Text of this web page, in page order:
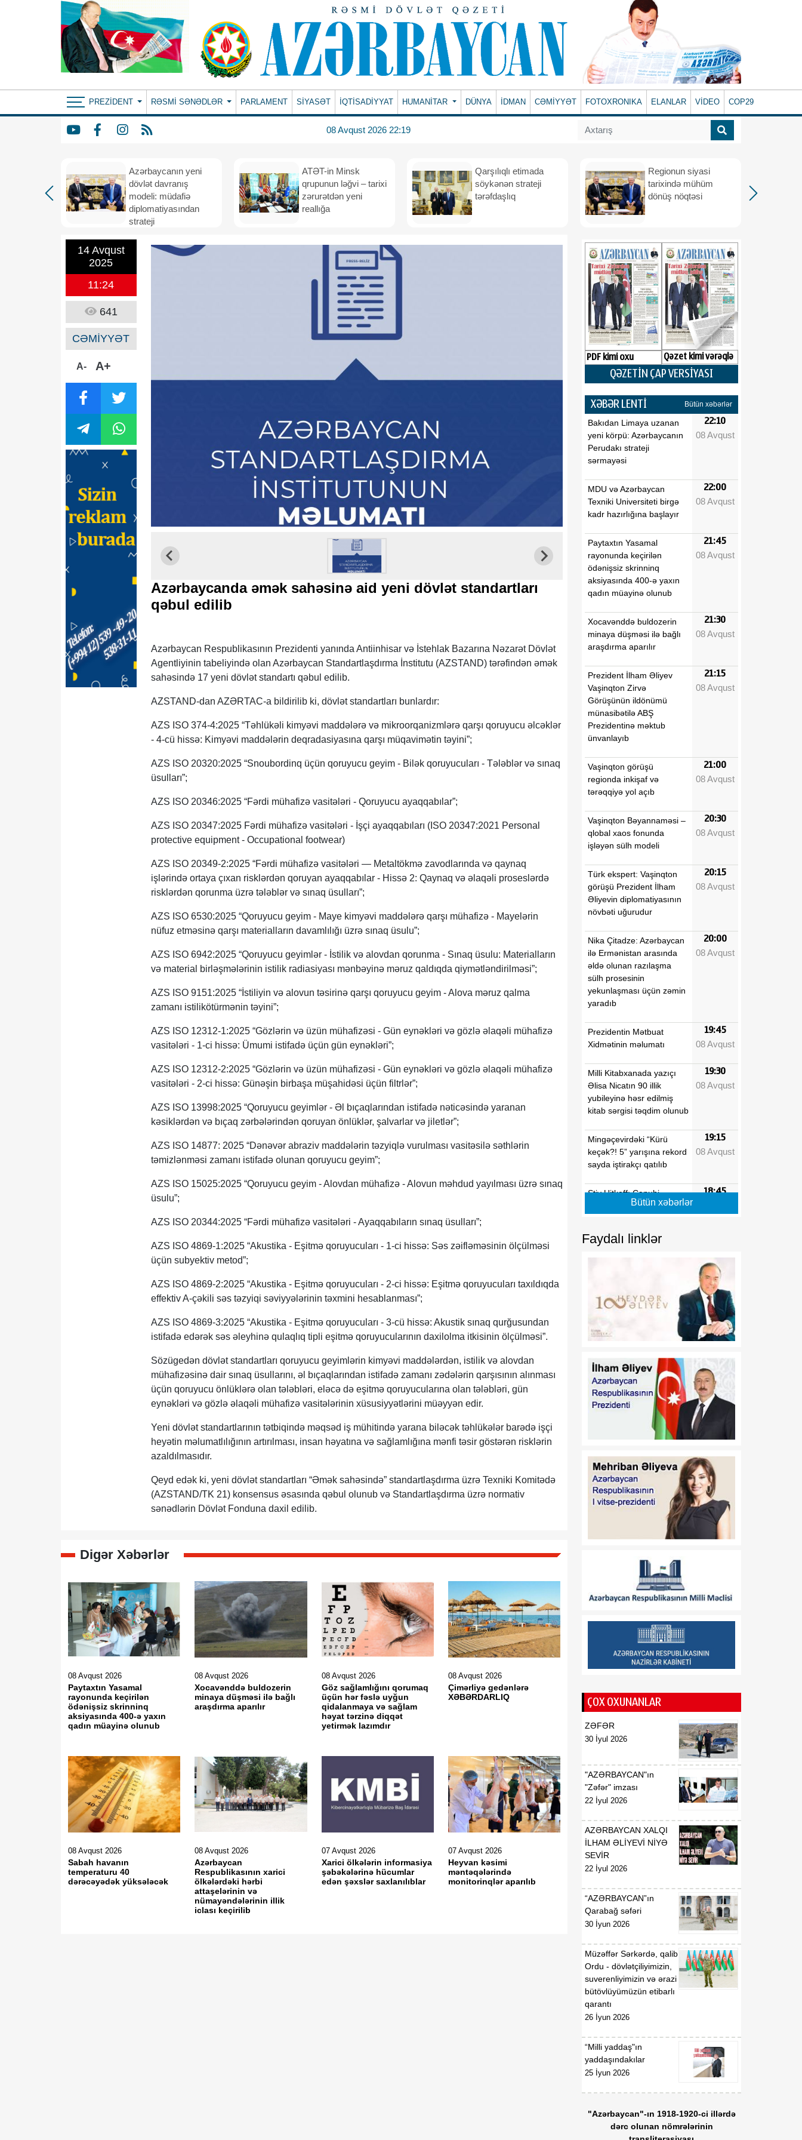
PREZIDENT RƏSMI SƏNƏDLƏR PARLAMENT SİYASƏT İQTİSADİYYAT HUMANITAR DÜNYA İDMAN CƏMİYYƏT FOTOXRONIKA ELANLAR VİDEO COP29
08 Avqust 2026 22:19
Azərbaycanın yeni
dövlət davranış
modeli: müdafiə
diplomatiyasından
strateji
ATƏT-in Minsk
qrupunun ləğvi – tarixi
zərurətdən yeni
reallığa
Qarşılıqlı etimada
söykənən strateji
tərəfdaşlıq
Regionun siyasi
tarixində mühüm
dönüş nöqtəsi
14 Avqust
2025
11:24
641
CƏMİYYƏT
A- A+
Azərbaycanda əmək sahəsinə aid yeni dövlət standartları
qəbul edilib
Azərbaycan Respublikasının Prezidenti yanında Antiinhisar və İstehlak Bazarına Nəzarət Dövlət
Agentliyinin tabeliyində olan Azərbaycan Standartlaşdırma İnstitutu (AZSTAND) tərəfindən əmək
sahəsində 17 yeni dövlət standartı qəbul edilib.
AZSTAND-dan AZƏRTAC-a bildirilib ki, dövlət standartları bunlardır:
AZS ISO 374-4:2025 “Təhlükəli kimyəvi maddələrə və mikroorqanizmlərə qarşı qoruyucu əlcəklər
- 4-cü hissə: Kimyəvi maddələrin deqradasiyasına qarşı müqavimətin təyini”;
AZS ISO 20320:2025 “Snoubordinq üçün qoruyucu geyim - Bilək qoruyucuları - Tələblər və sınaq
üsulları”;
AZS ISO 20346:2025 “Fərdi mühafizə vasitələri - Qoruyucu ayaqqabılar”;
AZS ISO 20347:2025 Fərdi mühafizə vasitələri - İşçi ayaqqabıları (ISO 20347:2021 Personal
protective equipment - Occupational footwear)
AZS ISO 20349-2:2025 “Fərdi mühafizə vasitələri — Metaltökmə zavodlarında və qaynaq
işlərində ortaya çıxan risklərdən qoruyan ayaqqabılar - Hissə 2: Qaynaq və əlaqəli proseslərdə
risklərdən qorunma üzrə tələblər və sınaq üsulları”;
AZS ISO 6530:2025 “Qoruyucu geyim - Maye kimyəvi maddələrə qarşı mühafizə - Mayelərin
nüfuz etməsinə qarşı materialların davamlılığı üzrə sınaq üsulu”;
AZS ISO 6942:2025 “Qoruyucu geyimlər - İstilik və alovdan qorunma - Sınaq üsulu: Materialların
və material birləşmələrinin istilik radiasiyası mənbəyinə məruz qaldıqda qiymətləndirilməsi”;
AZS ISO 9151:2025 “İstiliyin və alovun təsirinə qarşı qoruyucu geyim - Alova məruz qalma
zamanı istilikötürmənin təyini”;
AZS ISO 12312-1:2025 “Gözlərin və üzün mühafizəsi - Gün eynəkləri və gözlə əlaqəli mühafizə
vasitələri - 1-ci hissə: Ümumi istifadə üçün gün eynəkləri”;
AZS ISO 12312-2:2025 “Gözlərin və üzün mühafizəsi - Gün eynəkləri və gözlə əlaqəli mühafizə
vasitələri - 2-ci hissə: Günəşin birbaşa müşahidəsi üçün filtrlər”;
AZS ISO 13998:2025 “Qoruyucu geyimlər - Əl bıçaqlarından istifadə nəticəsində yaranan
kəsiklərdən və bıçaq zərbələrindən qoruyan önlüklər, şalvarlar və jiletlər”;
AZS ISO 14877: 2025 “Dənəvər abraziv maddələrin təzyiqlə vurulması vasitəsilə səthlərin
təmizlənməsi zamanı istifadə olunan qoruyucu geyim”;
AZS ISO 15025:2025 “Qoruyucu geyim - Alovdan mühafizə - Alovun məhdud yayılması üzrə sınaq
üsulu”;
AZS ISO 20344:2025 “Fərdi mühafizə vasitələri - Ayaqqabıların sınaq üsulları”;
AZS ISO 4869-1:2025 “Akustika - Eşitmə qoruyucuları - 1-ci hissə: Səs zəifləməsinin ölçülməsi
üçün subyektiv metod”;
AZS ISO 4869-2:2025 “Akustika - Eşitmə qoruyucuları - 2-ci hissə: Eşitmə qoruyucuları taxıldıqda
effektiv A-çəkili səs təzyiqi səviyyələrinin təxmini hesablanması”;
AZS ISO 4869-3:2025 “Akustika - Eşitmə qoruyucuları - 3-cü hissə: Akustik sınaq qurğusundan
istifadə edərək səs əleyhinə qulaqlıq tipli eşitmə qoruyucularının daxilolma itkisinin ölçülməsi”.
Sözügedən dövlət standartları qoruyucu geyimlərin kimyəvi maddələrdən, istilik və alovdan
mühafizəsinə dair sınaq üsullarını, əl bıçaqlarından istifadə zamanı zədələrin qarşısının alınması
üçün qoruyucu önlüklərə olan tələbləri, eləcə də eşitmə qoruyucularına olan tələbləri, gün
eynəkləri və gözlə əlaqəli mühafizə vasitələrinin xüsusiyyətlərini müəyyən edir.
Yeni dövlət standartlarının tətbiqində məqsəd iş mühitində yarana biləcək təhlükələr barədə işçi
heyətin məlumatlılığının artırılması, insan həyatına və sağlamlığına mənfi təsir göstərən risklərin
azaldılmasıdır.
Qeyd edək ki, yeni dövlət standartları “Əmək sahəsində” standartlaşdırma üzrə Texniki Komitədə
(AZSTAND/TK 21) konsensus əsasında qəbul olunub və Standartlaşdırma üzrə normativ
sənədlərin Dövlət Fonduna daxil edilib.
Digər Xəbərlər
08 Avqust 2026
Paytaxtın Yasamal
rayonunda keçirilən
ödənişsiz skrinninq
aksiyasında 400-ə yaxın
qadın müayinə olunub
08 Avqust 2026
Xocavənddə buldozerin
minaya düşməsi ilə bağlı
araşdırma aparılır
08 Avqust 2026
Göz sağlamlığını qorumaq
üçün hər fəslə uyğun
qidalanmaya və sağlam
həyat tərzinə diqqət
yetirmək lazımdır
08 Avqust 2026
Çimərliyə gedənlərə
XƏBƏRDARLIQ
08 Avqust 2026
Sabah havanın
temperaturu 40
dərəcəyədək yüksələcək
08 Avqust 2026
Azərbaycan
Respublikasının xarici
ölkələrdəki hərbi
attaşelərinin və
nümayəndələrinin illik
iclası keçirilib
07 Avqust 2026
Xarici ölkələrin informasiya
şəbəkələrinə hücumlar
edən şəxslər saxlanılıblar
07 Avqust 2026
Heyvan kəsimi
məntəqələrində
monitorinqlər aparılıb
PDF kimi oxu Qəzet kimi vərəqlə
QƏZETİN ÇAP VERSİYASI
XƏBƏR LENTİ Bütün xəbərlər
Bakıdan Limaya uzanan
yeni körpü: Azərbaycanın
Perudakı strateji
sərmayəsi
22:10
08 Avqust
MDU və Azərbaycan
Texniki Universiteti birgə
kadr hazırlığına başlayır
22:00
08 Avqust
Paytaxtın Yasamal
rayonunda keçirilən
ödənişsiz skrinninq
aksiyasında 400-ə yaxın
qadın müayinə olunub
21:45
08 Avqust
Xocavənddə buldozerin
minaya düşməsi ilə bağlı
araşdırma aparılır
21:30
08 Avqust
Prezident İlham Əliyev
Vaşinqton Zirvə
Görüşünün ildönümü
münasibətilə ABŞ
Prezidentinə məktub
ünvanlayıb
21:15
08 Avqust
Vaşinqton görüşü
regionda inkişaf və
tərəqqiyə yol açıb
21:00
08 Avqust
Vaşinqton Bəyannaməsi –
qlobal xaos fonunda
işləyən sülh modeli
20:30
08 Avqust
Türk ekspert: Vaşinqton
görüşü Prezident İlham
Əliyevin diplomatiyasının
növbəti uğurudur
20:15
08 Avqust
Nika Çitadze: Azərbaycan
ilə Ermənistan arasında
əldə olunan razılaşma
sülh prosesinin
yekunlaşması üçün zəmin
yaradıb
20:00
08 Avqust
Prezidentin Mətbuat
Xidmətinin məlumatı
19:45
08 Avqust
Milli Kitabxanada yazıçı
Əlisa Nicatın 90 illik
yubileyinə həsr edilmiş
kitab sərgisi təqdim olunub
19:30
08 Avqust
Mingəçevirdəki “Kürü
keçək?! 5” yarışına rekord
sayda iştirakçı qatılıb
19:15
08 Avqust
Stiv Uitkoff: Cənubi
Qafqaz ölkələrinin
18:45
Azərbaycanın strateji
baxışı Cənubi Qafqazın
08 Avqust
Göz sağlamlığını qorumaq
üçün hər fəslə uyğun
qidalanmaya və sağlam
yetirmək lazımdır
18:15
08 Avqust
Luvr İslam incəsənətinə
həsr olunmuş müvəqqəti
18:00
08 Avqust
Siyasi şərhçi:
Azərbaycanla Ermənistan
iqtisadi, siyasi və
humanitar müstəvidə
əməli addımlar atır
17:45
08 Avqust
sonra: Cənubi Qafqazda
sülh gündəliyi ŞƏRH
17:30
Qazaxda 11,7 min hektar
tondan çox məhsul
17:25
Aİ “Meta” və “TikTok”u
daha qətiyyətli tədbirlər
görməyə çağırıb
17:20
Azərbaycan–ABŞ
Tərəfdaşlıq Xartiyası
17:15
08 Avqust
Bütün xəbərlər
Faydalı linklər
ÇOX OXUNANLAR
ZƏFƏR
30 İyul 2026
"AZƏRBAYCAN"ın
"Zəfər" imzası
22 İyul 2026
AZƏRBAYCAN XALQI
İLHAM ƏLİYEVİ NİYƏ
SEVİR
22 İyul 2026
“AZƏRBAYCAN”ın
Qarabağ səfəri
30 İyun 2026
Müzəffər Sərkərdə, qalib
Ordu - dövlətçiliyimizin,
suverenliyimizin və ərazi
bütövlüyümüzün etibarlı
qarantı
26 İyun 2026
“Milli yaddaş"ın
yaddaşındakılar
25 İyun 2026
"Azərbaycan"-ın 1918-1920-ci illərdə
dərc olunan nömrələrinin